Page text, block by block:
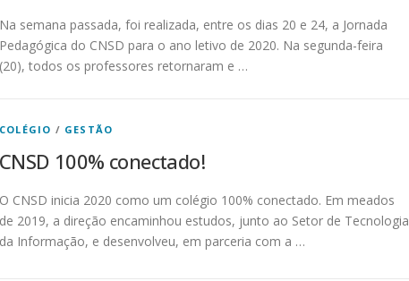
Na semana passada, foi realizada, entre os dias 20 e 24, a Jornada
Pedagógica do CNSD para o ano letivo de 2020. Na segunda-feira
(20), todos os professores retornaram e …
COLÉGIO / GESTÃO
CNSD 100% conectado!
O CNSD inicia 2020 como um colégio 100% conectado. Em meados
de 2019, a direção encaminhou estudos, junto ao Setor de Tecnologia
da Informação, e desenvolveu, em parceria com a …